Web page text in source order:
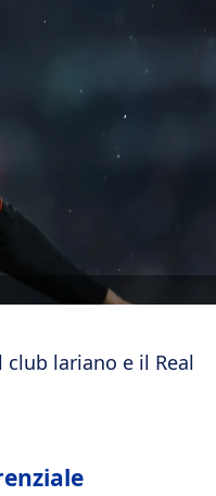
club lariano e il Real